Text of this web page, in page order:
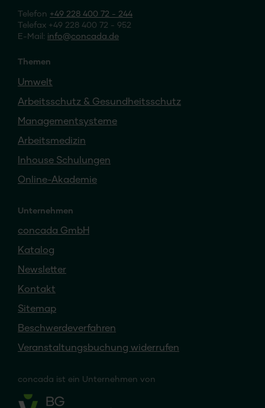
Telefon +49 228 400 72 - 244
Telefax +49 228 400 72 - 952
E-Mail: info concada.de
Themen
Umwelt
Arbeitsschutz & Gesundheitsschutz
Managementsysteme
Arbeitsmedizin
Inhouse Schulungen
Online-Akademie
Unternehmen
concada GmbH
Katalog
Newsletter
Kontakt
Sitemap
Beschwerdeverfahren
Veranstaltungsbuchung widerrufen
concada ist ein Unternehmen von